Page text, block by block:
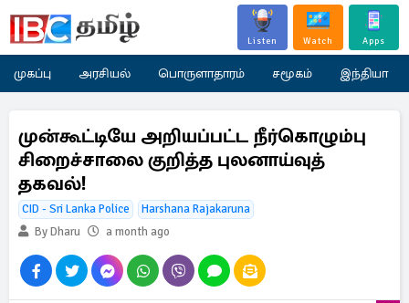
Listen Watch Apps
முகப்பு அரசியல் பொருளாதாரம் சமூகம் இந்தியா
முன்கூட்டியே அறியப்பட்ட நீர்கொழும்பு
சிறைச்சாலை குறித்த புலனாய்வுத்
தகவல்!
CID - Sri Lanka Police
Harshana Rajakaruna
By Dharu
a month ago